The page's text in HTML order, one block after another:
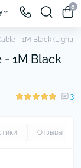
0
- 1M Black
- 1M Black
3
Отзывы